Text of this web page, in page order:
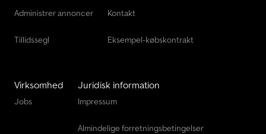
Administrer annoncer
Tillidssegl
Kontakt
Eksempel-købskontrakt
Virksomhed
Jobs
Juridisk information
Impressum
Almindelige forretningsbetingelser